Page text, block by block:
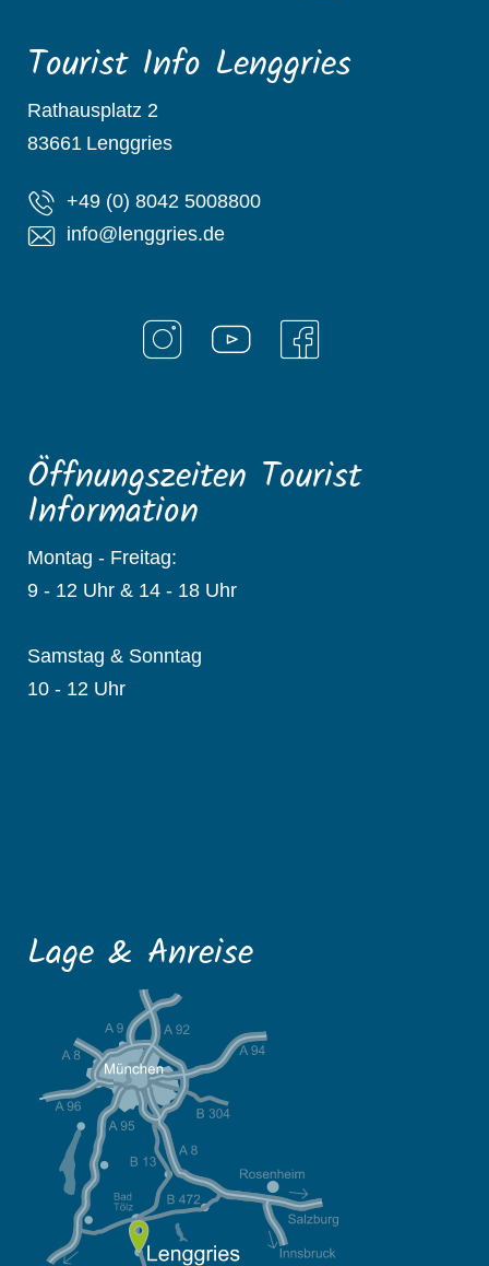
Tourist Info Lenggries
Rathausplatz 2
83661 Lenggries
+49 (0) 8042 5008800
info@lenggries.de
Öffnungszeiten Tourist
Information
Montag - Freitag:
9 - 12 Uhr & 14 - 18 Uhr
Samstag & Sonntag
10 - 12 Uhr
Lage & Anreise